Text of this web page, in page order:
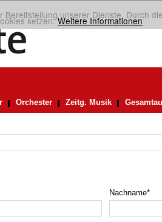
Bereitstellung unserer Dienste. Durch
setzen.Weitere Informationen
Orchester Zeitg. Musik
Nachname*